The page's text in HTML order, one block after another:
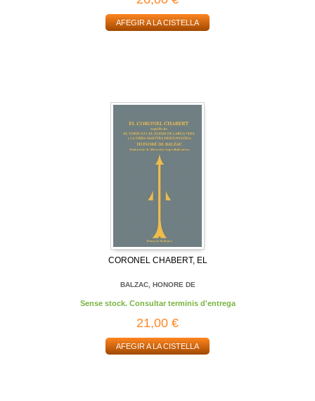
AFEGIR A LA CISTELLA
CORONEL CHABERT, EL
BALZAC, HONORE DE
Sense stock. Consultar terminis d'entrega
21,00 €
AFEGIR A LA CISTELLA